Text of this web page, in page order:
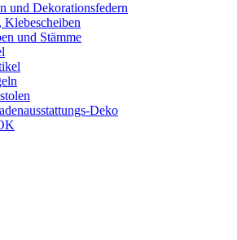
und Dekorationsfedern
Klebescheiben
und Stämme
Deko